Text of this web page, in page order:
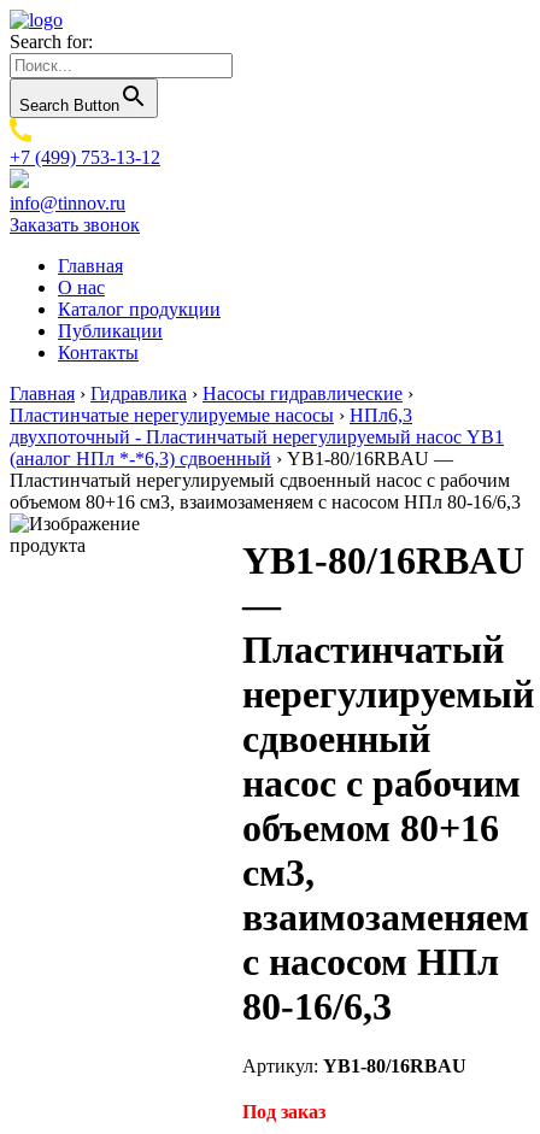
Search for:
Search Button
+7 (499) 753-13-12
info@tinnov.ru
Заказать звонок
Главная
О нас
Каталог продукции
Публикации
Контакты
Главная › Гидравлика › Насосы гидравлические ›
Пластинчатые нерегулируемые насосы › НПл6,3
двухпоточный - Пластинчатый нерегулируемый насос YB1
(аналог НПл *-*6,3) сдвоенный › YB1-80/16RBAU —
Пластинчатый нерегулируемый сдвоенный насос с рабочим
объемом 80+16 см3, взаимозаменяем с насосом НПл 80-16/6,3
YB1-80/16RBAU
—
Пластинчатый
нерегулируемый
сдвоенный
насос с рабочим
объемом 80+16
см3,
взаимозаменяем
с насосом НПл
80-16/6,3
Артикул: YB1-80/16RBAU
Под заказ